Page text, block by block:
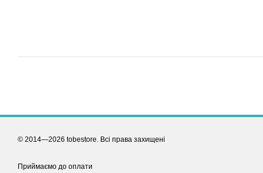
© 2014—2026 tobestore. Всі права захищені
Приймаємо до оплати